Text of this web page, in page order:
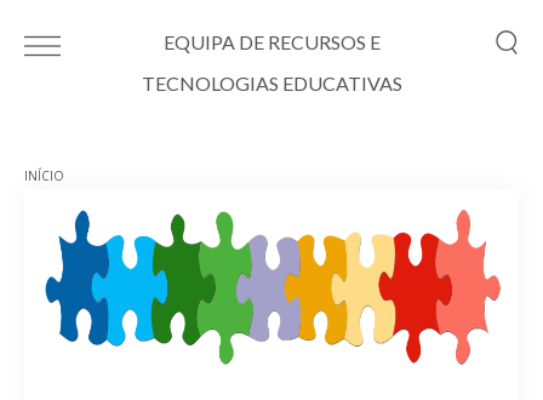
EQUIPA DE RECURSOS E
TECNOLOGIAS EDUCATIVAS
Está aqui
INÍCIO